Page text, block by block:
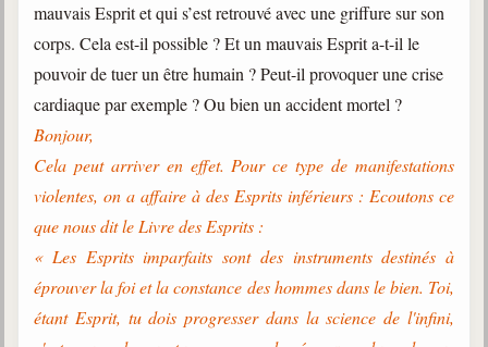
mauvais Esprit et qui s’est retrouvé avec une griffure sur son
corps. Cela est-il possible ? Et un mauvais Esprit a-t-il le
pouvoir de tuer un être humain ? Peut-il provoquer une crise
cardiaque par exemple ? Ou bien un accident mortel ?
Bonjour,
Cela peut arriver en effet. Pour ce type de manifestations
violentes, on a affaire à des Esprits inférieurs : Ecoutons ce
que nous dit le Livre des Esprits :
« Les Esprits imparfaits sont des instruments destinés à
éprouver la foi et la constance des hommes dans le bien. Toi,
étant Esprit, tu dois progresser dans la science de l'infini,